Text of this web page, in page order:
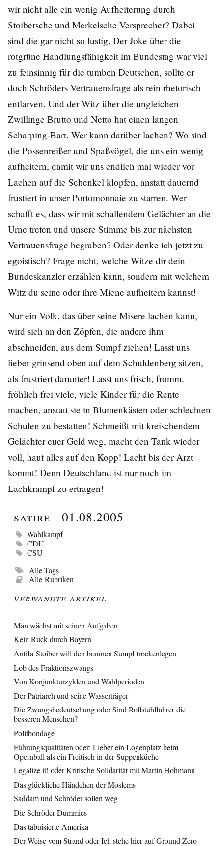
wir nicht alle ein wenig Aufheiterung durch
Stoibersche und Merkelsche Versprecher? Dabei
sind die gar nicht so lustig. Der Joke über die
rotgrüne Handlungsfähigkeit im Bundestag war viel
zu feinsinnig für die tumben Deutschen, sollte er
doch Schröders Vertrauensfrage als rein rhetorisch
entlarven. Und der Witz über die ungleichen
Zwillinge Brutto und Netto hat einen langen
Scharping-Bart. Wer kann darüber lachen? Wo sind
die Possenreißer und Spaßvögel, die uns ein wenig
aufheitern, damit wir uns endlich mal wieder vor
Lachen auf die Schenkel klopfen, anstatt dauernd
frustiert in unser Portomonnaie zu starren. Wer
schafft es, dass wir mit schallendem Gelächter an die
Urne treten und unsere Stimme bis zur nächsten
Vertrauensfrage begraben? Oder denke ich jetzt zu
egoistisch? Frage nicht, welche Witze dir dein
Bundeskanzler erzählen kann, sondern mit welchem
Witz du seine oder ihre Miene aufheitern kannst!
Nur ein Volk, das über seine Misere lachen kann,
wird sich an den Zöpfen, die andere ihm
abschneiden, aus dem Sumpf ziehen! Lasst uns
lieber grinsend oben auf dem Schuldenberg sitzen,
als frustriert darunter! Lasst uns frisch, fromm,
fröhlich frei viele, viele Kinder für die Rente
machen, anstatt sie in Blumenkästen oder schlechten
Schulen zu bestatten! Schmeißt mit kreischendem
Gelächter euer Geld weg, macht den Tank wieder
voll, haut alles auf den Kopp! Lacht bis der Arzt
kommt! Denn Deutschland ist nur noch im
Lachkrampf zu ertragen!
Satire 01.08.2005
Wahlkampf
CDU
CSU
Alle Tags
Alle Rubriken
Verwandte Artikel
Man wächst mit seinen Aufgaben
Kein Ruck durch Bayern
Antifa-Stoiber will den braunen Sumpf trockenlegen
Lob des Fraktionszwangs
Von Konjunkturzyklen und Wahlperioden
Der Patriarch und seine Wasserträger
Die Zwangsbedeutschung oder Sind Rollstuhlfahrer die
besseren Menschen?
Politbondage
Führungsqualitäten oder: Lieber ein Logenplatz beim
Opernball als ein Freitisch in der Suppenküche
Legalize it! oder Kritische Solidarität mit Martin Hohmann
Das glückliche Händchen der Moslems
Saddam und Schröder sollen weg
Die Schröder-Dummies
Das tabuisierte Amerika
Der Weise vom Strand oder Ich stehe hier auf Ground Zero